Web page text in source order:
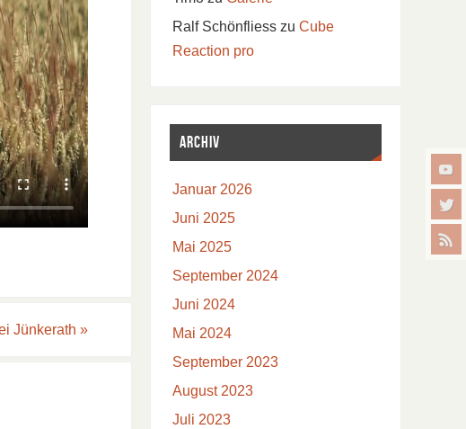
Jünkerath »
Ralf Schönfliesszu Cube
Reaction pro
Archiv
Januar 2026
Juni 2025
Mai 2025
September 2024
Juni 2024
Mai 2024
September 2023
August 2023
Juli 2023